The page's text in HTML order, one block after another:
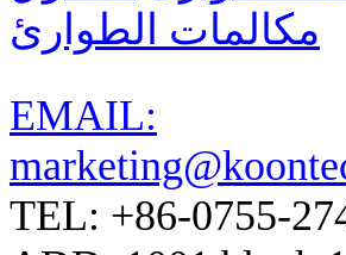
مكالمات الطوارئ
EMAIL:
TEL: +86-0755-